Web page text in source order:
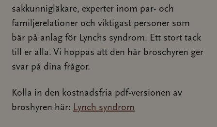
sakkunnigläkare, experter inom par- och
familjerelationer och viktigast personer som
bär på anlag för Lynchs syndrom. Ett stort tack
till er alla. Vi hoppas att den här broschyren ger
svar på dina frågor.
Kolla in den kostnadsfria pdf-versionen av
broshyren här: Lynch syndrom